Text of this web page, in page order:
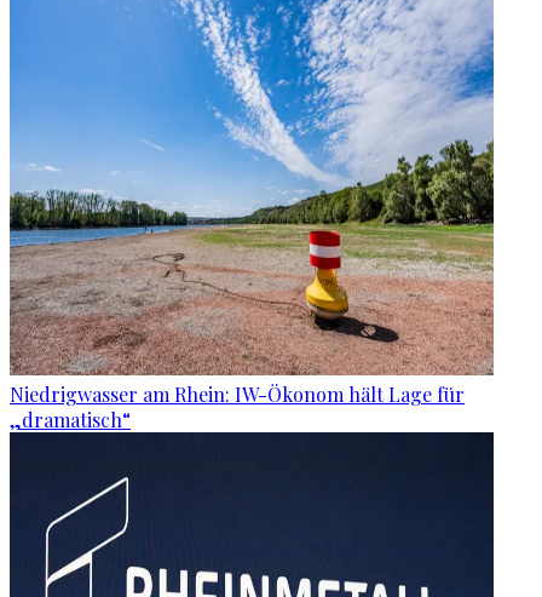
Niedrigwasser am Rhein: IW-Ökonom hält Lage für
„dramatisch“